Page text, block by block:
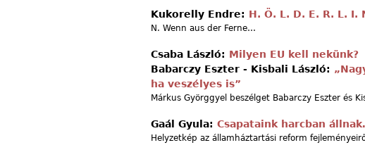
Kukorelly Endre: H. Ö. L. D. E. R. L. I.
N. Wenn aus der Ferne…
Csaba László: Milyen EU kell nekünk?
Babarczy Eszter - Kisbali László:
ha veszélyes is”
Márkus Györggyel beszélget Babarczy Eszter és
Gaál Gyula: Csapataink harcban
Helyzetkép az államháztartási reform